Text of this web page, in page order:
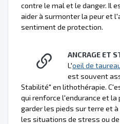
contre le mal et le danger. Il
aider à surmonter la peur et
sentiment de protection.
ANCRAGE ET
L'oeil de
est souvent
Stabilité" en lithothérapie.
qui renforce l'endurance et la
garder les pieds sur terre et
les situations de stress ou